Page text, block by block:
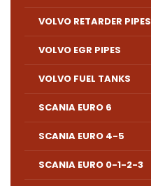
VOLVO RETARDER PIPES
VOLVO EGR PIPES
VOLVO FUEL TANKS
SCANIA EURO 6
SCANIA EURO 4-5
SCANIA EURO 0-1-2-3